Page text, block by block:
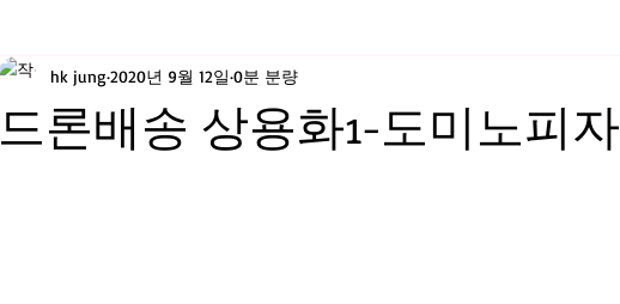
드론배송 상용화1-도미노피자
hk jung 2020년 9월 12일 0분 분량